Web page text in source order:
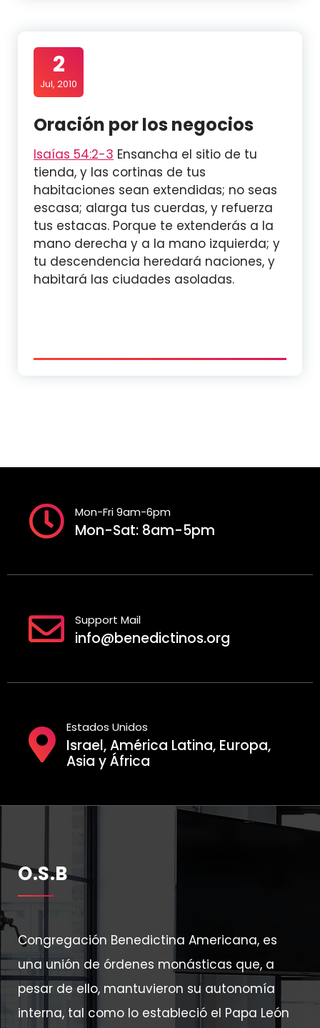
2
Jul, 2010
Oración por los negocios
Isaías 54:2-3 Ensancha el sitio de tu
tienda, y las cortinas de tus
habitaciones sean extendidas; no seas
escasa; alarga tus cuerdas, y refuerza
tus estacas. Porque te extenderás a la
mano derecha y a la mano izquierda; y
tu descendencia heredará naciones, y
habitará las ciudades asoladas.
Mon-Fri 9am-6pm
Mon-Sat: 8am-5pm
Support Mail
info@benedictinos.org
Estados Unidos
Israel, América Latina, Europa,
Asia y África
O.S.B
Congregación Benedictina Americana, es
una unión de órdenes monásticas que, a
pesar de ello, mantuvieron su autonomía
interna, tal como lo estableció el Papa León